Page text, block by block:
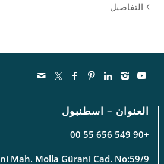
التفاصيل
العنوان – اسطنبول
+90 549 656 55 00
Mah. Molla Gürani Cad. No:59/9